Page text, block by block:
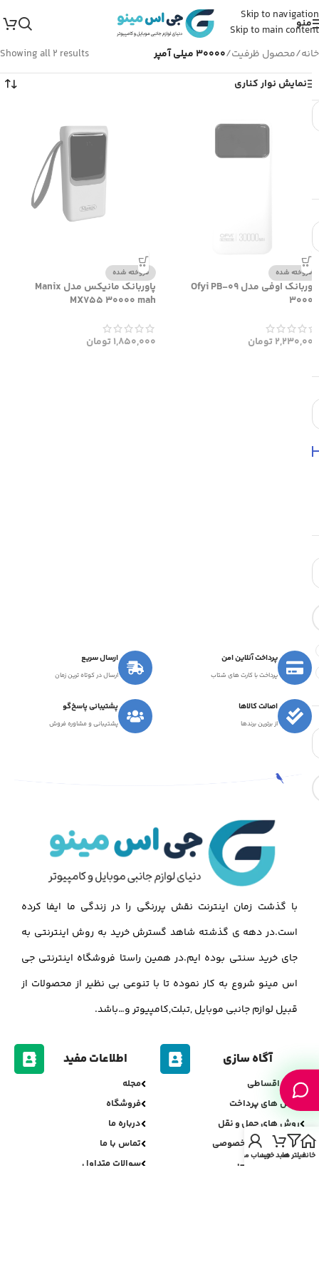
Skip to navigation
Skip to main content
منو
خانه/محصول ظرفیت/30000 میلی آمپر
Showing all 2 results
نمایش نوار کناری
فروخته شده
پاوربانک اوفی مدل Ofyi PB-09
30000
2,230,000تومان
فروخته شده
پاوربانک مانیکس مدل Manix
MX755 30000 mah
1,850,000تومان
پرداخت آنلاین امن
پرداخت با کارت های شتاب
ارسال سریع
ارسال در کوتاه ترین زمان
اصالت کالاها
از برترین برندها
پشتیبانی پاسخ‌گو
پشتیبانی و مشاوره فروش
با گذشت زمان اینترنت نقش پررنگی را در زندگی ما ایفا کرده
است.در دهه ی گذشته شاهد گسترش خرید به روش اینترنتی به
جای خرید سنتی بوده ایم.در همین راستا فروشگاه اینترنتی جی
اس مینو شروع به کار نموده تا با تنوعی بی نظیر از محصولات از
قبیل لوازم جانبی موبایل ,تبلت,کامپیوتر و…باشد.
آگاه سازی
خرید اقساطی
روش های پرداخت
روش های حمل و نقل
سیاست حریم خصوصی
سیاست مرجوعی
اطلاعات مفید
مجله
فروشگاه
درباره ما
تماس با ما
سوالات متداول
خانهفیلتر هاسبد خریدحساب من